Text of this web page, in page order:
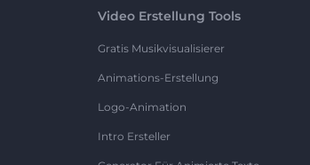
Video Erstellung Tools
Gratis Musikvisualisierer
Animations-Erstellung
Logo-Animation
Intro Ersteller